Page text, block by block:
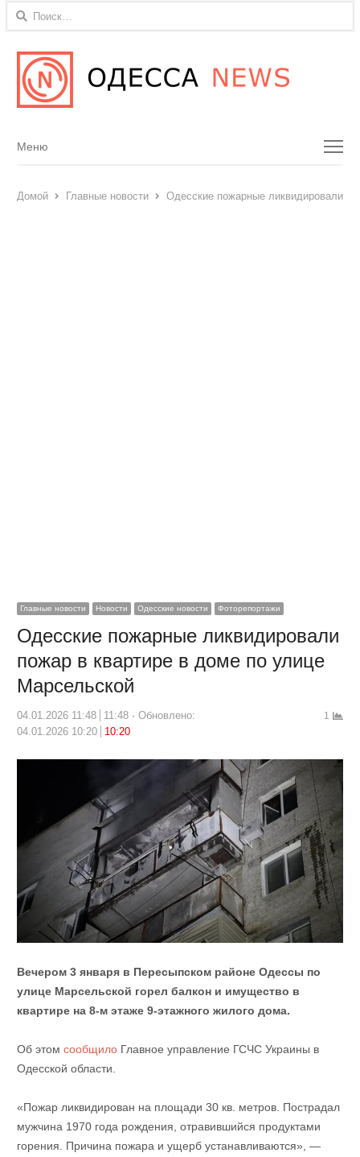
Найти:
Menu
Меню
Домой Главные новости Одесские пожарные ликвидировали
Главные новости Новости Одесские новости Фоторепортажи
Одесские пожарные ликвидировали
пожар в квартире в доме по улице
Марсельской
04.01.2026 11:48 11:48
Обновлено:
04.01.2026 10:20
10:20
1
Вечером 3 января в Пересыпском районе Одессы по
улице Марсельской горел балкон и имущество в
квартире на 8-м этаже 9-этажного жилого дома.
Об этом сообщилоГлавное управление ГСЧС Украины в
Одесской области.
«Пожар ликвидирован на площади 30 кв. метров. Пострадал
мужчина 1970 года рождения, отравившийся продуктами
горения. Причина пожара и ущерб устанавливаются», —